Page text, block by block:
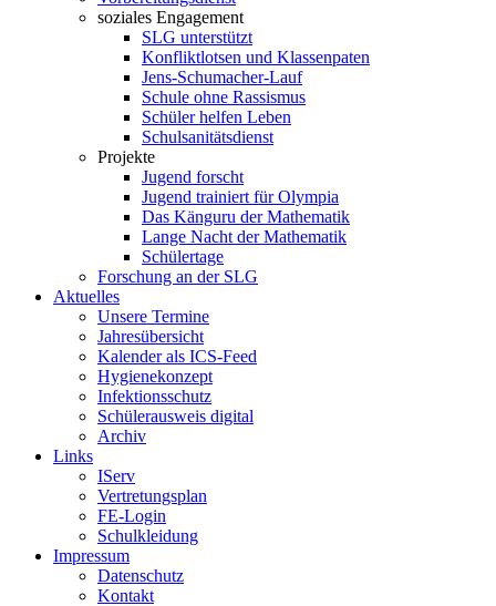
soziales Engagement
SLG unterstützt
Konfliktlotsen und Klassenpaten
Jens-Schumacher-Lauf
Schule ohne Rassismus
Schüler helfen Leben
Schulsanitätsdienst
Projekte
Jugend forscht
Jugend trainiert für Olympia
Das Känguru der Mathematik
Lange Nacht der Mathematik
Schülertage
Forschung an der SLG
Aktuelles
Unsere Termine
Jahresübersicht
Kalender als ICS-Feed
Hygienekonzept
Infektionsschutz
Schülerausweis digital
Archiv
Links
IServ
Vertretungsplan
FE-Login
Schulkleidung
Impressum
Datenschutz
Kontakt